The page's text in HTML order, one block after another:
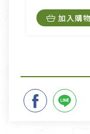
加入購